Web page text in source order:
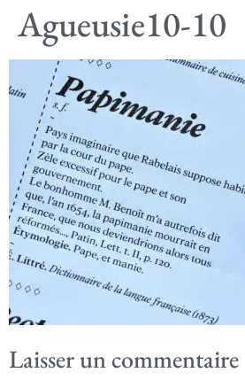
Agueusie10-10
Laisser un commentaire